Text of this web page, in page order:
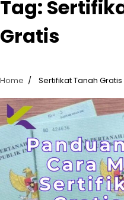
Tag:
Gratis
Home Sertifikat Tanah Gratis